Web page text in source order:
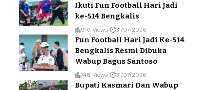
Ikuti Fun Football Hari Jadi
ke-514 Bengkalis
910 Views 31/07/2026
Fun Football Hari Jadi Ke-514
Bengkalis Resmi Dibuka
Wabup Bagus Santoso
748 Views 31/07/2026
Bupati Kasmari Dan Wabup